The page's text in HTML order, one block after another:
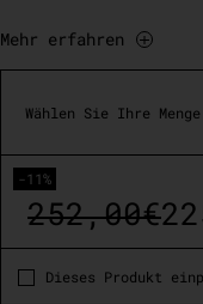
Mehr erfahren
Dieses Produkt
Wählen Sie Ihre Menge
-11%
252,00€
Original
price
was:
Current
price
is: